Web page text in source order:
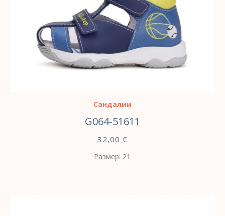
Сандалии
G064-51611
32,00 €
Размер: 21